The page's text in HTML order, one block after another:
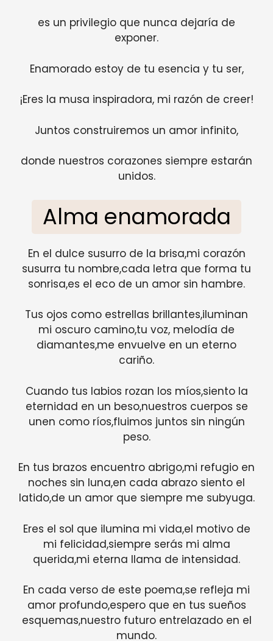
es un privilegio que nunca dejaría de
exponer.
Enamorado estoy de tu esencia y tu ser,
¡Eres la musa inspiradora, mi razón de creer!
Juntos construiremos un amor infinito,
donde nuestros corazones siempre estarán
unidos.
Alma enamorada
En el dulce susurro de la brisa,mi corazón
susurra tu nombre,cada letra que forma tu
sonrisa,es el eco de un amor sin hambre.
Tus ojos como estrellas brillantes,iluminan
mi oscuro camino,tu voz, melodía de
diamantes,me envuelve en un eterno
cariño.
Cuando tus labios rozan los míos,siento la
eternidad en un beso,nuestros cuerpos se
unen como ríos,fluimos juntos sin ningún
peso.
En tus brazos encuentro abrigo,mi refugio en
noches sin luna,en cada abrazo siento el
latido,de un amor que siempre me subyuga.
Eres el sol que ilumina mi vida,el motivo de
mi felicidad,siempre serás mi alma
querida,mi eterna llama de intensidad.
En cada verso de este poema,se refleja mi
amor profundo,espero que en tus sueños
esquemas,nuestro futuro entrelazado en el
mundo.